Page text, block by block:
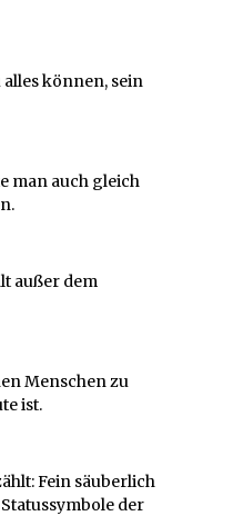
alles können, sein
man auch gleich
außer dem
Menschen zu
ist.
Fein säuberlich
der